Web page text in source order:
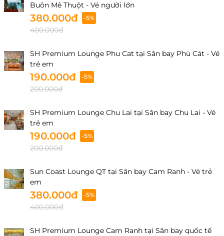
Buôn Mê Thuột - Vé người lớn
380.000đ -5%
400.000đ
SH Premium Lounge Phu Cat tại Sân bay Phù Cát - Vé
trẻ em
190.000đ -5%
200.000đ
SH Premium Lounge Chu Lai tại Sân bay Chu Lai - Vé
trẻ em
190.000đ -5%
200.000đ
Sun Coast Lounge QT tại Sân bay Cam Ranh - Vé trẻ
em
380.000đ -5%
400.000đ
SH Premium Lounge Cam Ranh tại Sân bay quốc tế